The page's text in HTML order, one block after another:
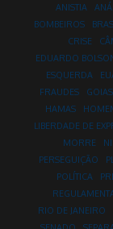
ANISTIA
BOMBEIROS
CRISE
EDUARDO
ESQUERDA
FRAUDES
GOIAS
HAMAS
LIBERDADE DE
MORRE
PERSEGUIÇÃO
POLÍTICA
RIO DE JANEIRO